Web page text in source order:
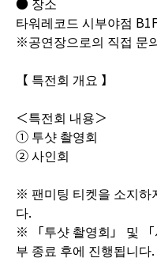
타워레코드 시부야점
※공연장으로의 직접 문
【 특전회 개요 】
＜특전회 내용＞
① 투샷 촬영회
② 사인회
※ 팬미팅 티켓을 소지하
다.
※ 「투샷 촬영회」 및
부 종료 후에 진행됩니다.